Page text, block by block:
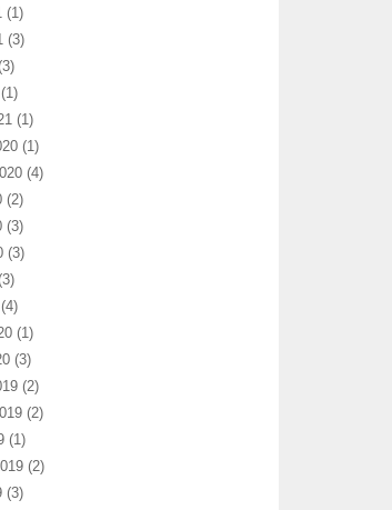
(1)
(3)
(1)
(1)
(1)
(4)
(2)
(3)
(3)
(4)
(1)
(3)
(2)
(2)
(1)
(2)
(3)